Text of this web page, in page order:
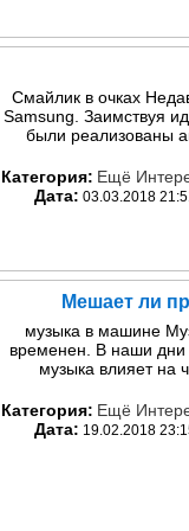
Смайлик в очках
Samsung. Заимствуя
были реализованы
Категория: Ещё
Дата: 03.03.2018
Мешает ли
музыка в машине
временен. В наши дни
музыка влияет на
Категория: Ещё
Дата: 19.02.2018